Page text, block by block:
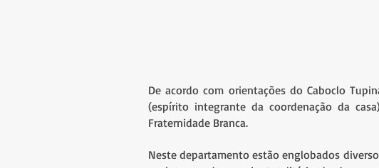
De acordo com orientações do Caboclo
(espírito integrante da coordenação da
Fraternidade Branca.
Neste departamento estão englobados